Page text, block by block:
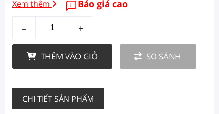
Xem thêm Báo giá cao
– +
THÊM VÀO GIỎ SO SÁNH
CHI TIẾT SẢN PHẨM